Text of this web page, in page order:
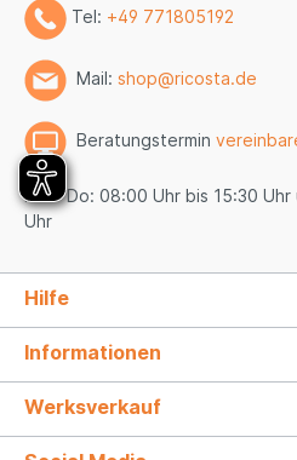
Tel: +49 771805192
Mail: shop@ricosta.de
Beratungstermin
Mo - Do: 08:00 Uhr bis 15:30
Uhr
Hilfe
Informationen
Werksverkauf